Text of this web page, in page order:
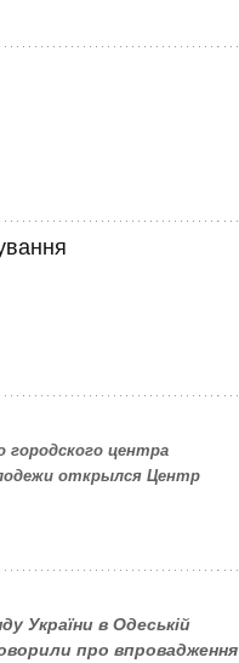
городского центра
открылся Центр
України в Одеській
про впровадження